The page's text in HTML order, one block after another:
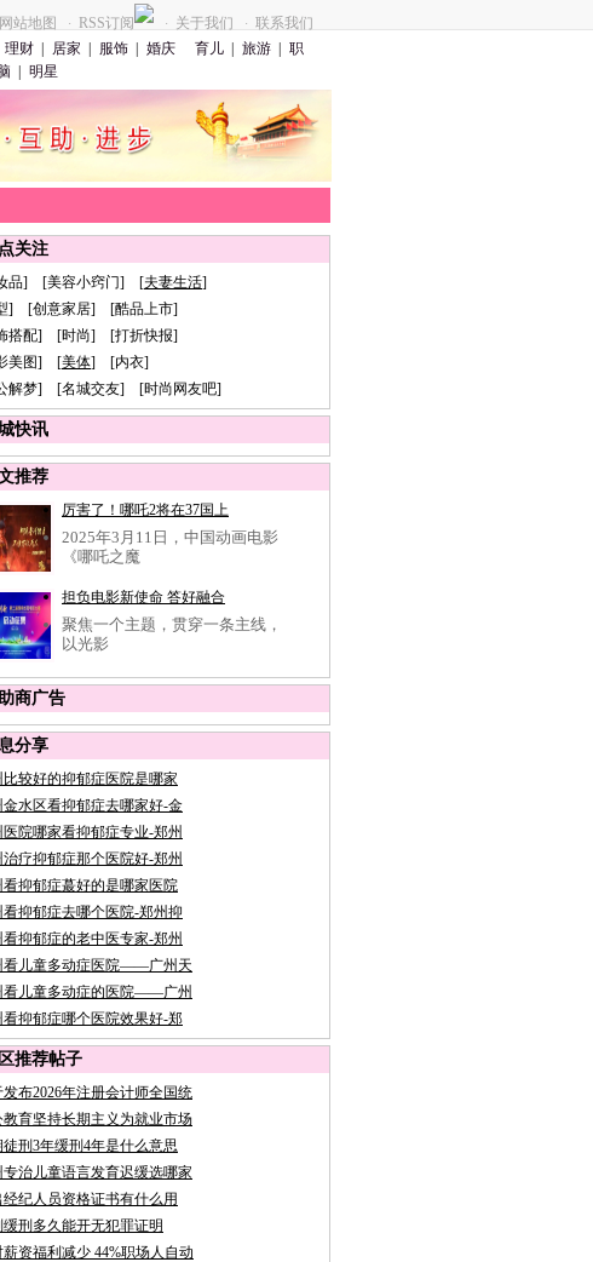
网站地图 · RSS订阅 · 关于我们 ·
联系我们
理财 居家 服饰 婚庆 育儿 旅游
职
明星
关注
品] [美容小窍门] [夫妻生活]
] [创意家居] [酷品上市]
搭配] [时尚] [打折快报]
美图] [美体] [内衣]
解梦] [名城交友] [时尚网友吧]
快讯
推荐
厉害了！哪吒2将在37国上
2025年3月11日，中国动画电影
《哪吒之魔
担负电影新使命 答好融合
聚焦一个主题，贯穿一条主线，
以光影
商广告
分享
比较好的抑郁症医院是哪家
金水区看抑郁症去哪家好-金
医院哪家看抑郁症专业-郑州
治疗抑郁症那个医院好-郑州
看抑郁症蕞好的是哪家医院
看抑郁症去哪个医院-郑州抑
看抑郁症的老中医专家-郑州
看儿童多动症医院——广州天
看儿童多动症的医院——广州
看抑郁症哪个医院效果好-郑
推荐帖子
发布2026年注册会计师全国统
教育坚持长期主义为就业市场
徒刑3年缓刑4年是什么意思
专治儿童语言发育迟缓选哪家
经纪人员资格证书有什么用
缓刑多久能开无犯罪证明
薪资福利减少 44%职场人自动